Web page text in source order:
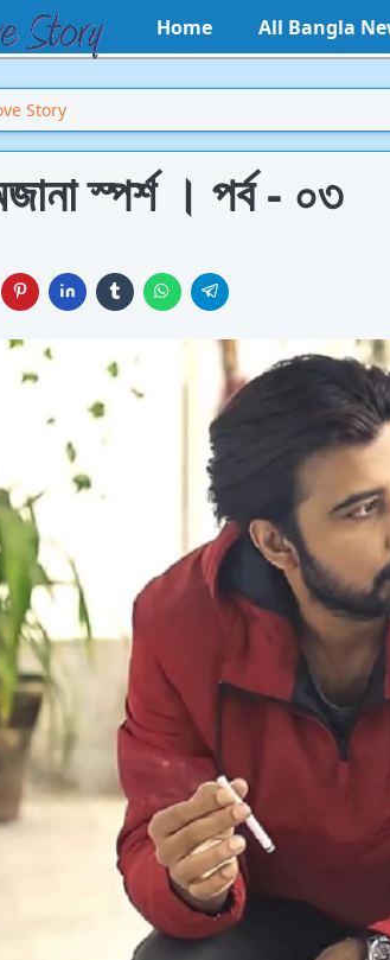
Home All Bangla
Story
স্পর্শ । পর্ব - ০৩